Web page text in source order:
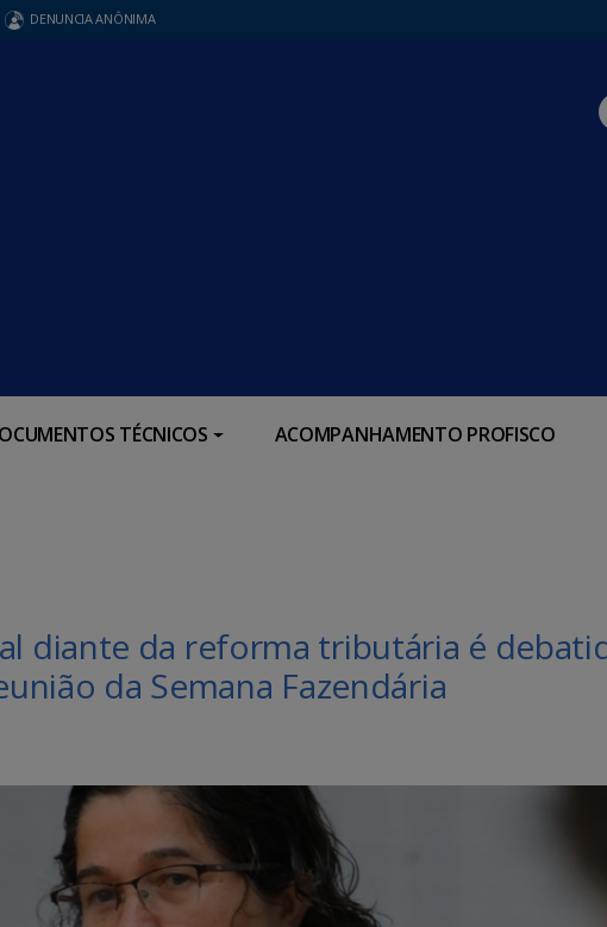
DENUNCIA ANÔNIMA
TÉCNICOS ACOMPANHAMENTO PROFISCO
diante da reforma tributária é
da Semana Fazendária